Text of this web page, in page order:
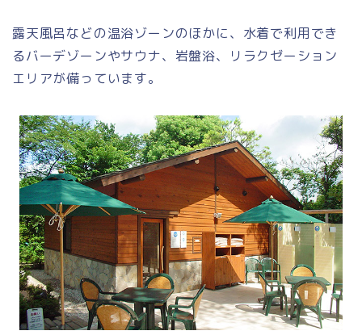
露天風呂などの温浴ゾーンのほかに、水着で利用でき
るバーデゾーンやサウナ、岩盤浴、リラクゼーション
エリアが備っています。